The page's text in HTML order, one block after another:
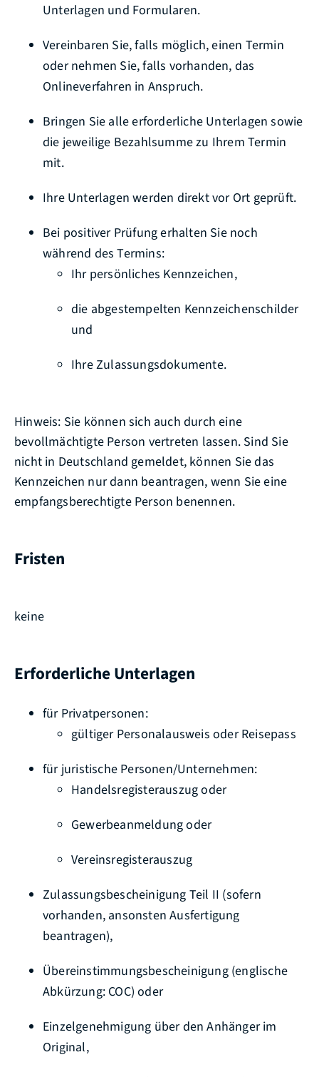
Unterlagen und Formularen.
Vereinbaren Sie, falls möglich, einen Termin
oder nehmen Sie, falls vorhanden, das
Onlineverfahren in Anspruch.
Bringen Sie alle erforderliche Unterlagen sowie
die jeweilige Bezahlsumme zu Ihrem Termin
mit.
Ihre Unterlagen werden direkt vor Ort geprüft.
Bei positiver Prüfung erhalten Sie noch
während des Termins:
Ihr persönliches Kennzeichen,
die abgestempelten Kennzeichenschilder
und
Ihre Zulassungsdokumente.
Hinweis: Sie können sich auch durch eine
bevollmächtigte Person vertreten lassen. Sind Sie
nicht in Deutschland gemeldet, können Sie das
Kennzeichen nur dann beantragen, wenn Sie eine
empfangsberechtigte Person benennen.
Fristen
keine
Erforderliche Unterlagen
für Privatpersonen:
gültiger Personalausweis oder Reisepass
für juristische Personen/Unternehmen:
Handelsregisterauszug oder
Gewerbeanmeldung oder
Vereinsregisterauszug
Zulassungsbescheinigung Teil II (sofern
vorhanden, ansonsten Ausfertigung
beantragen),
Übereinstimmungsbescheinigung (englische
Abkürzung: COC) oder
Einzelgenehmigung über den Anhänger im
Original,